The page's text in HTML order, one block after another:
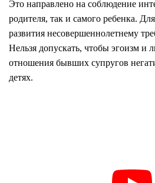
Это направлено на соблюдение
родителя, так и самого ребенка.
развития несовершеннолетнему
Нельзя допускать, чтобы эгоизм и
отношения бывших супругов
детях.